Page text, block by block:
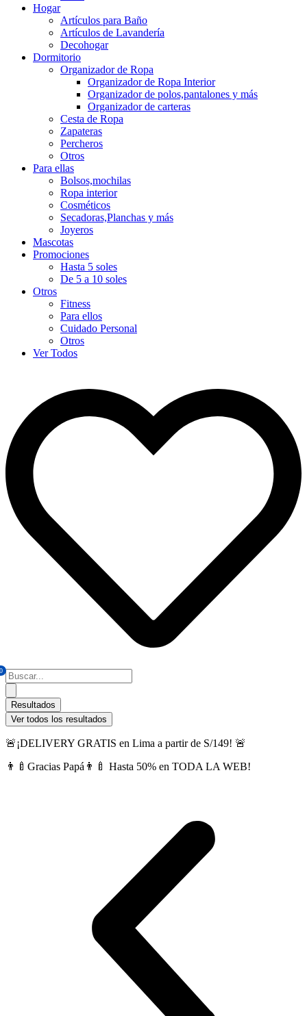
Hogar
Artículos para Baño
Artículos de Lavandería
Decohogar
Dormitorio
Organizador de Ropa
Organizador de Ropa Interior
Organizador de polos,pantalones y más
Organizador de carteras
Cesta de Ropa
Zapateras
Percheros
Otros
Para ellas
Bolsos,mochilas
Ropa interior
Cosméticos
Secadoras,Planchas y más
Joyeros
Mascotas
Promociones
Hasta 5 soles
De 5 a 10 soles
Otros
Fitness
Para ellos
Cuidado Personal
Otros
Ver Todos
0 Search
...
Resultados
Ver todos los resultados
🚨¡DELIVERY GRATIS en Lima a partir de S/149! 🚨
👨‍🍼Gracias Papá👨‍🍼 Hasta 50% en TODA LA WEB!